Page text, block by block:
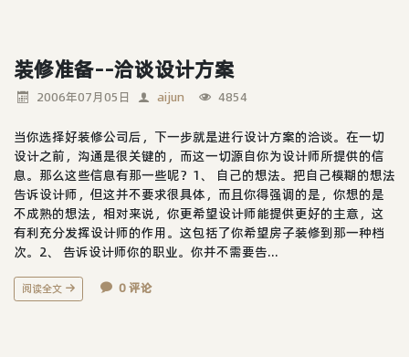
装修准备--洽谈设计方案
2006年07月05日 aijun 4854
当你选择好装修公司后，下一步就是进行设计方案的洽谈。在一切
设计之前，沟通是很关键的，而这一切源自你为设计师所提供的信
息。那么这些信息有那一些呢？1、 自己的想法。把自己模糊的想法
告诉设计师，但这并不要求很具体，而且你得强调的是，你想的是
不成熟的想法，相对来说，你更希望设计师能提供更好的主意，这
有利充分发挥设计师的作用。这包括了你希望房子装修到那一种档
次。2、 告诉设计师你的职业。你并不需要告...
阅读全文 0 评论